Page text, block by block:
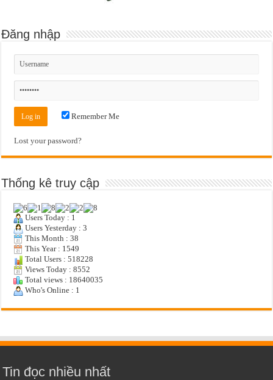
Đăng nhập
Remember Me
Lost your password?
Thống kê truy cập
Users Today : 1
Users Yesterday : 3
This Month : 38
This Year : 1549
Total Users : 518228
Views Today : 8552
Total views : 18640035
Who's Online : 1
Tin đọc nhiều nhất